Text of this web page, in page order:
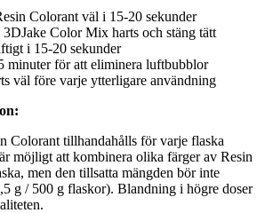
Colorant väl i 15-20 sekunder
Color Mix harts och stäng tätt
i 15-20 sekunder
minuter för att eliminera luftbubblor
väl före varje ytterligare användning
Colorant tillhandahålls för varje flaska
möjligt att kombinera olika färger av Resin
men den tillsatta mängden bör inte
g / 500 g flaskor). Blandning i högre doser